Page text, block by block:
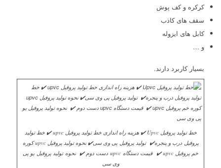
کرکره و کف پوش
سقف های کاذب
کابل های ایزوله
و …
بسیار کاربرد دارند.
خط تولید پروفیل Upvc ✔️ هزینه راه اندازی خط تولید پروفیل upvc ✔️ خط تولید
پروفیل درب و پنجره✔️ تولید پروفیل پی وی سی✔️ نحوه تولید پروفیل upvc کوره
خم پروفیل upvc ✔️ قیمت دستگاه upvc دست دوم ✔️ نحوه تولید پروفیل یو پی
وی سی